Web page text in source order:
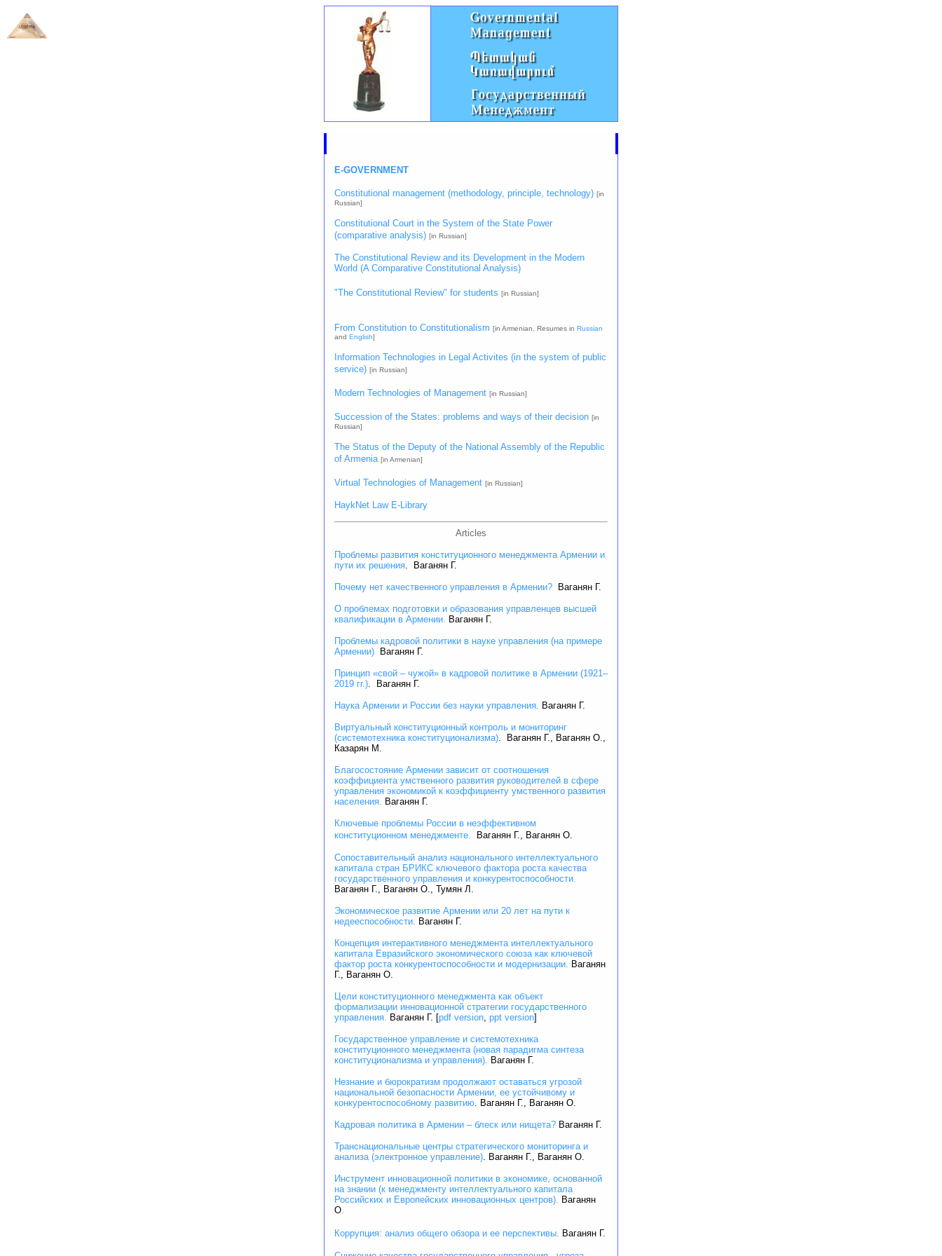
E-GOVERNMENT
Constitutional management (methodology, principle, technology) [in
Russian]
Constitutional Court in the System of the State Power
(comparative analysis) [in Russian]
The Constitutional Review and its Development in the Modern
World (A Comparative Constitutional Analysis)
"The Constitutional Review" for students [in Russian]
From Constitution to Constitutionalism [in Armenian, Resumes in Russian
and English]
Information Technologies in Legal Activites (in the system of public
service) [in Russian]
Modern Technologies of Management [in Russian]
Succession of the States: problems and ways of their decision [in
Russian]
The Status of the Deputy of the National Assembly of the Republic
of Armenia [in Armenian]
Virtual Technologies of Management [in Russian]
HaykNet Law E-Library
Articles
Проблемы развития конституционного менеджмента Армении и
пути их решения. Ваганян Г.
Почему нет качественного управления в Армении? Ваганян Г.
О проблемах подготовки и образования управленцев высшей
квалификации в Армении. Ваганян Г.
Проблемы кадровой политики в науке управления (на примере
Армении) Ваганян Г.
Принцип «свой – чужой» в кадровой политике в Армении (1921–
2019 гг.). Ваганян Г.
Наука Армении и России без науки управления. Ваганян Г.
Виртуальный конституционный контроль и мониторинг
(системотехника конституционализма). Ваганян Г., Ваганян О.,
Казарян М.
Благосостояние Армении зависит от соотношения
коэффициента умственного развития руководителей в сфере
управления экономикой к коэффициенту умственного развития
населения. Ваганян Г.
Ключевые проблемы России в неэффективном
конституционном менеджменте.
Ваганян Г., Ваганян О.
Сопоставительный анализ национального интеллектуального
капитала стран БРИКС ключевого фактора роста качества
государственного управления и конкурентоспособности.
Ваганян Г., Ваганян О., Тумян Л.
Экономическое развитие Армении или 20 лет на пути к
недееспособности. Ваганян Г.
Концепция интерактивного менеджмента интеллектуального
капитала Евразийского экономического союза как ключевой
фактор роста конкурентоспособности и модернизации. Ваганян
Г., Ваганян О.
Цели конституционного менеджмента как объект
формализации инновационной стратегии государственного
управления. Ваганян Г. [pdf version, ppt version]
Государственное управление и системотехника
конституционного менеджмента (новая парадигма синтеза
конституционализма и управления). Ваганян Г.
Незнание и бюрократизм продолжают оставаться угрозой
национальной безопасности Армении, ее устойчивому и
конкурентоспособному развитию. Ваганян Г., Ваганян О.
Кадровая политика в Армении – блеск или нищета? Ваганян Г.
Транснациональные центры стратегического мониторинга и
анализа (электронное управление). Ваганян Г., Ваганян О.
Инструмент инновационной политики в экономике, основанной
на знании (к менеджменту интеллектуального капитала
Российских и Европейских инновационных центров). Ваганян
О.
Коррупция: анализ общего обзора и ее перспективы. Ваганян Г.